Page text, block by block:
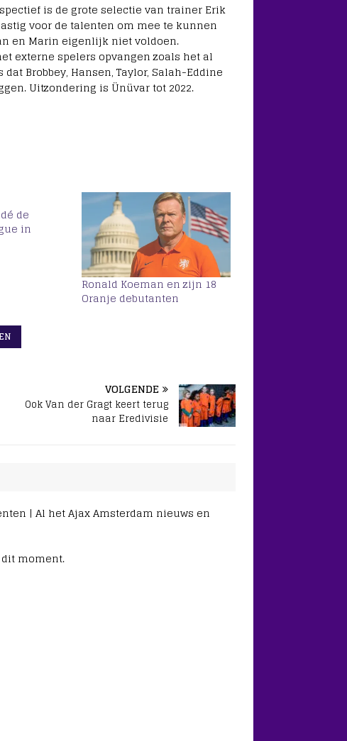
is de grote selectie van trainer Erik
voor de talenten om mee te kunnen
en Marin eigenlijk niet voldoen.
externe spelers opvangen zoals het al
Brobbey, Hansen, Taylor, Salah-Eddine
Uitzondering is Ünüvar tot 2022.
de
in
Ronald Koeman en zijn 18
Oranje debutanten
VOLGENDE
Ook Van der Gragt keert terug
naar Eredivisie
| Al het Ajax Amsterdam nieuws en
moment.